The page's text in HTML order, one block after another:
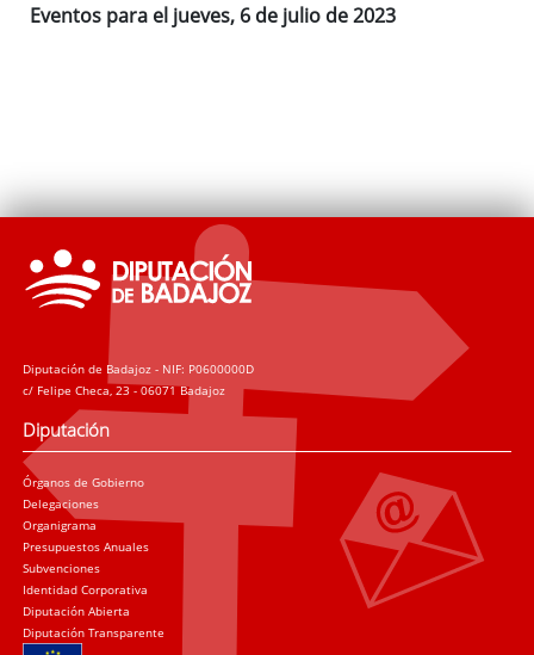
Eventos para el jueves, 6 de julio de 2023
Diputación de Badajoz - NIF: P0600000D
c/ Felipe Checa, 23 - 06071 Badajoz
Diputación
Órganos de Gobierno
Delegaciones
Organigrama
Presupuestos Anuales
Subvenciones
Identidad Corporativa
Diputación Abierta
Diputación Transparente